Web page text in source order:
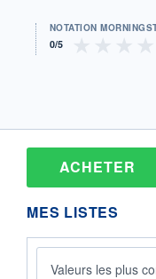
NOTATION
ACHETER
MES LISTES
Valeurs les plus